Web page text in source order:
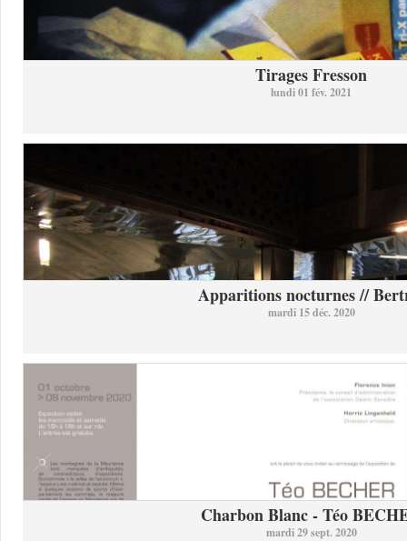
Tirages Fresson
lundi 01 fév. 2021
Apparitions nocturnes //
mardi 15 déc. 2020
Charbon Blanc - Téo
mardi 29 sept. 2020